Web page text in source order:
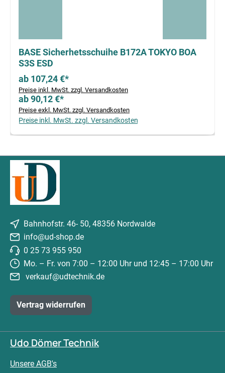
BASE Sicherhetsschuihe B172A TOKYO BOA
S3S ESD
ab 107,24 €*
Preise inkl. MwSt. zzgl. Versandkosten
ab 90,12 €*
Preise exkl. MwSt. zzgl. Versandkosten
Preise inkl. MwSt. zzgl. Versandkosten
Bahnhofstr. 46- 50, 48356 Nordwalde
info@ud-shop.de
0 25 73 955 950
Mo. – Fr. von 7:00 – 12:00 Uhr und 12:45 – 17:00 Uhr
verkauf@udtechnik.de
Vertrag widerrufen
Udo Dömer Technik
Unsere AGB's